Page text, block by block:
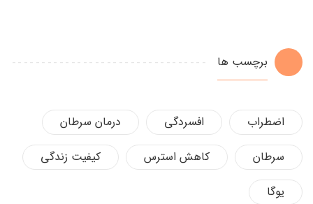
برچسب ها
اضطراب افسردگی
درمان سرطان
سرطان
کاهش استرس
کیفیت زندگی
یوگا